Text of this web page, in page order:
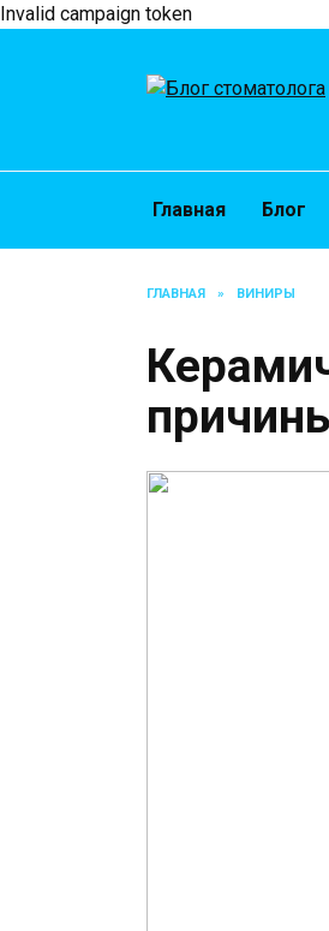
Invalid campaign token
Главная Блог
ГЛАВНАЯ » ВИНИРЫ